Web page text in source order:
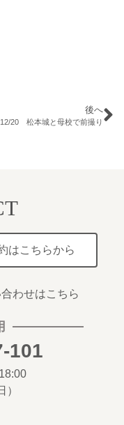
後へ
12/20 松本城と母校で前撮り
はこちらから
わせはこちら
101
）